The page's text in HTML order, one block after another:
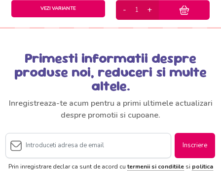
VEZI VARIANTE
Primesti informatii despre
produse noi, reduceri si multe
altele.
Inregistreaza-te acum pentru a primi ultimele actualizari
despre promotii si cupoane.
Inscriere
Prin inregistrare declar ca sunt de acord cutermenii si conditiilesi politica